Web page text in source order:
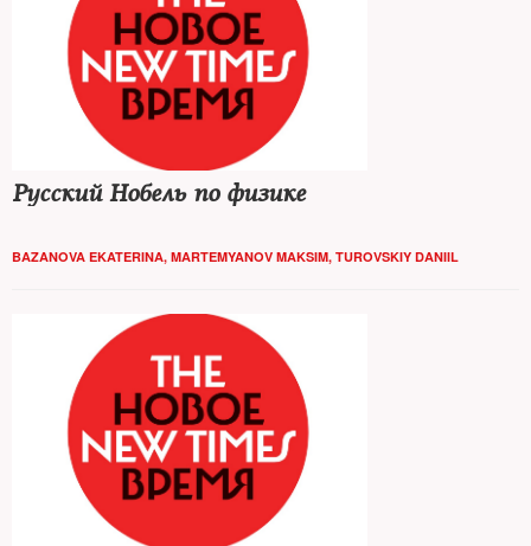
Русский Нобель по физике
BAZANOVA EKATERINA, MARTEMYANOV MAKSIM, TUROVSKIY DANIIL